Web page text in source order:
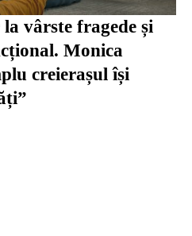
vârste fragede și
Monica
creierașul își